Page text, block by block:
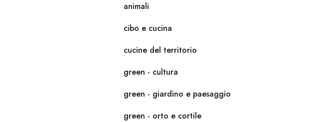
animali
cibo e cucina
cucine del territorio
green - cultura
green - giardino e paesaggio
green - orto e cortile